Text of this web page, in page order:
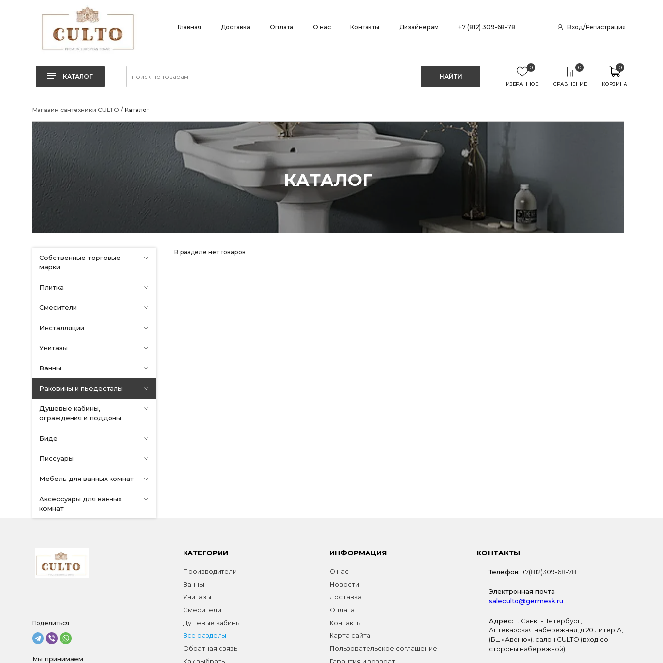
Главная Доставка Оплата О нас Контакты Дизайнерам +7 (812) 309-68-78 Вход/Регистрация
КАТАЛОГ
0
ИЗБРАННОЕ
0
СРАВНЕНИЕ
0
КОРЗИНА
Магазин сантехники CULTO / Каталог
КАТАЛОГ
Собственные торговые
марки
Плитка
Смесители
Инсталляции
Унитазы
Ванны
Раковины и пьедесталы
Душевые кабины,
ограждения и поддоны
Биде
Писсуары
Мебель для ванных комнат
Аксессуары для ванных
комнат
В разделе нет товаров
Поделиться
Мы принимаем
КАТЕГОРИИ
Производители
Ванны
Унитазы
Смесители
Душевые кабины
Все разделы
Обратная связь
Как выбрать
ИНФОРМАЦИЯ
О нас
Новости
Доставка
Оплата
Контакты
Карта сайта
Пользовательское соглашение
Гарантия и возврат
КОНТАКТЫ
Телефон: +7(812)309-68-78
Электронная почта
saleculto@germesk.ru
Адрес: г. Санкт-Петербург,
Аптекарская набережная, д.20 литер А,
(БЦ «Авеню»), салон CULTO (вход со
стороны набережной)